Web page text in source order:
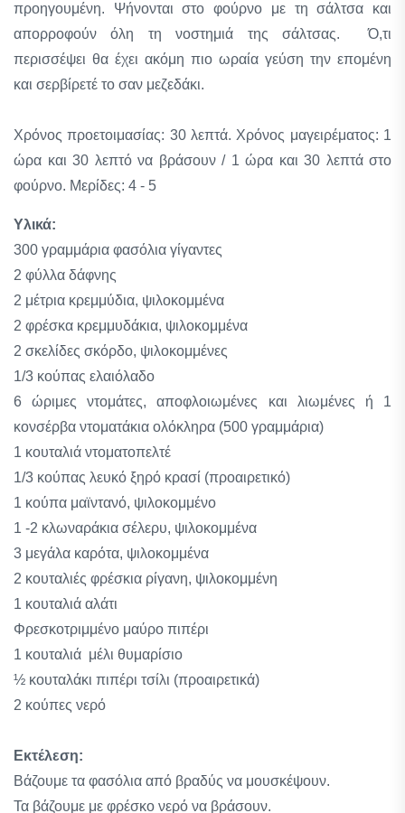
προηγουμένη. Ψήνονται στο φούρνο με τη σάλτσα και
απορροφούν όλη τη νοστημιά της σάλτσας. Ό,τι
περισσέψει θα έχει ακόμη πιο ωραία γεύση την επομένη
και σερβίρετέ το σαν μεζεδάκι.
Χρόνος προετοιμασίας: 30 λεπτά. Χρόνος μαγειρέματος: 1
ώρα και 30 λεπτό να βράσουν / 1 ώρα και 30 λεπτά στο
φούρνο. Μερίδες: 4 - 5
Υλικά:
300 γραμμάρια φασόλια γίγαντες
2 φύλλα δάφνης
2 μέτρια κρεμμύδια, ψιλοκομμένα
2 φρέσκα κρεμμυδάκια, ψιλοκομμένα
2 σκελίδες σκόρδο, ψιλοκομμένες
1/3 κούπας ελαιόλαδο
6 ώριμες ντομάτες, αποφλοιωμένες και λιωμένες ή 1
κονσέρβα ντοματάκια ολόκληρα (500 γραμμάρια)
1 κουταλιά ντοματοπελτέ
1/3 κούπας λευκό ξηρό κρασί (προαιρετικό)
1 κούπα μαϊντανό, ψιλοκομμένο
1 -2 κλωναράκια σέλερυ, ψιλοκομμένα
3 μεγάλα καρότα, ψιλοκομμένα
2 κουταλιές φρέσκια ρίγανη, ψιλοκομμένη
1 κουταλιά αλάτι
Φρεσκοτριμμένο μαύρο πιπέρι
1 κουταλιά μέλι θυμαρίσιο
½ κουταλάκι πιπέρι τσίλι (προαιρετικά)
2 κούπες νερό
Εκτέλεση:
Βάζουμε τα φασόλια από βραδύς να μουσκέψουν.
Τα βάζουμε με φρέσκο νερό να βράσουν.